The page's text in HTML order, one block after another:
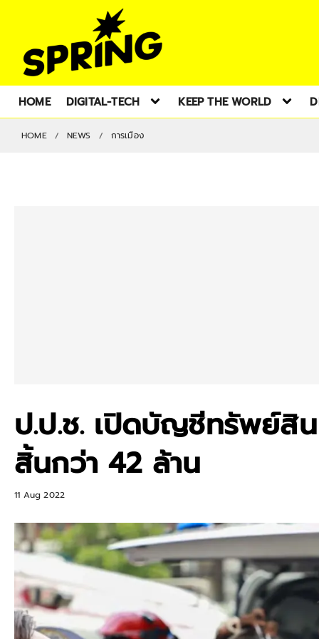
HOME DIGITAL-TECH KEEP THE WORLD
HOME NEWS การเมือง
ป.ป.ช. เปิดบัญชีทรัพย์สิ
สิ้นกว่า 42 ล้าน
11 Aug 2022